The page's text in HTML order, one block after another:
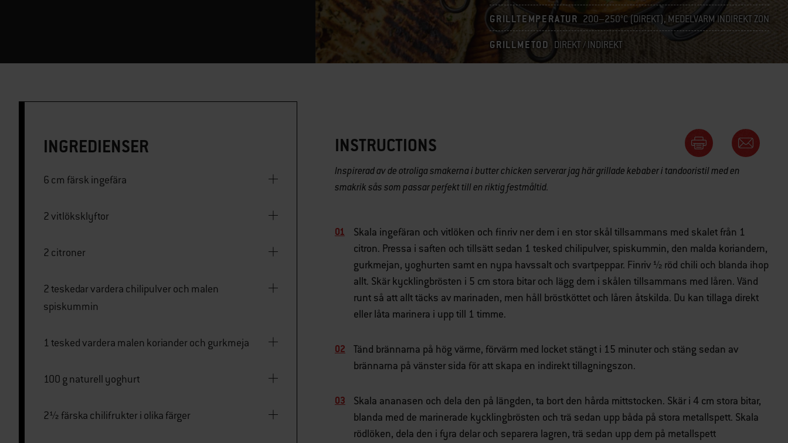
GRILLTEMPERATUR 200–250°C (DIREKT), MEDELVARM INDIREKT ZON
GRILLMETOD DIREKT / INDIREKT
INGREDIENSER
6 cm färsk ingefära
2 vitlöksklyftor
2 citroner
2 teskedar vardera chilipulver och malen
spiskummin
1 tesked vardera malen koriander och gurkmeja
100 g naturell yoghurt
2½ färska chilifrukter i olika färger
INSTRUCTIONS
Inspirerad av de otroliga smakerna i butter chicken serverar jag här grillade kebaber i tandooristil med en
smakrik sås som passar perfekt till en riktig festmåltid.
Skala ingefäran och vitlöken och finriv ner dem i en stor skål tillsammans med skalet från 1
citron. Pressa i saften och tillsätt sedan 1 tesked chilipulver, spiskummin, den malda koriandern,
gurkmejan, yoghurten samt en nypa havssalt och svartpeppar. Finriv ½ röd chili och blanda ihop
allt. Skär kycklingbrösten i 5 cm stora bitar och lägg dem i skålen tillsammans med låren. Vänd
runt så att allt täcks av marinaden, men håll bröstköttet och låren åtskilda. Du kan tillaga direkt
eller låta marinera i upp till 1 timme.
Tänd brännarna på hög värme, förvärm med locket stängt i 15 minuter och stäng sedan av
brännarna på vänster sida för att skapa en indirekt tillagningszon.
Skala ananasen och dela den på längden, ta bort den hårda mittstocken. Skär i 4 cm stora bitar,
blanda med de marinerade kycklingbrösten och trä sedan upp båda på stora metallspett. Skala
rödlöken, dela den i fyra delar och separera lagren, trä sedan upp dem på metallspett